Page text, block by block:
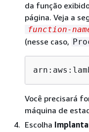
da função
página. Veja a
function-
(nesse caso,
Você precisará
máquina de
Escolha